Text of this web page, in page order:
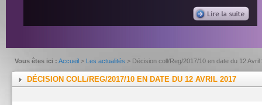
Vous êtes ici : Accueil > Les actualités > Décision coll/Reg/2017/10 en date du 12 Avril
DÉCISION COLL/REG/2017/10 EN DATE DU 12 AVRIL 2017